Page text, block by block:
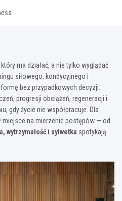
ma działać, a nie tylko wyglądać
siłowego, kondycyjnego i
bez przypadkowych decyzji.
progresji obciążeń, regeneracji i
gdy życie nie współpracuje. Dla
miejsce na mierzenie postępów — od
wytrzymałość i sylwetka spotykają